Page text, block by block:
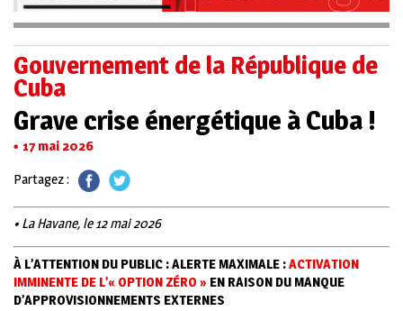
Gouvernement de la République de
Cuba
Grave crise énergétique à Cuba !
17 mai 2026
Partagez :
• La Havane, le 12 mai 2026
À L’ATTENTION DU PUBLIC : ALERTE MAXIMALE :ACTIVATION
IMMINENTE DE L’« OPTION ZÉRO » EN RAISON DU MANQUE
D’APPROVISIONNEMENTS EXTERNES